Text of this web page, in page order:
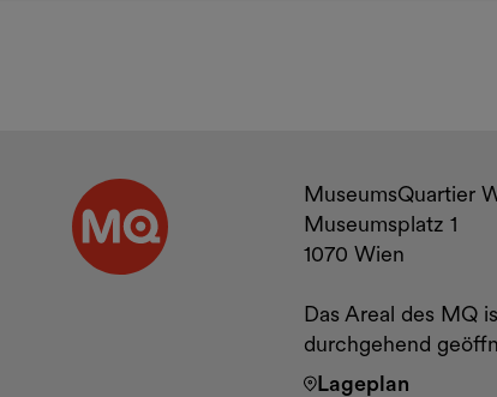
Kontakt
MuseumsQuartier
Museumsplatz 1
1070 Wien
Das Areal des MQ
durchgehend
Lageplan